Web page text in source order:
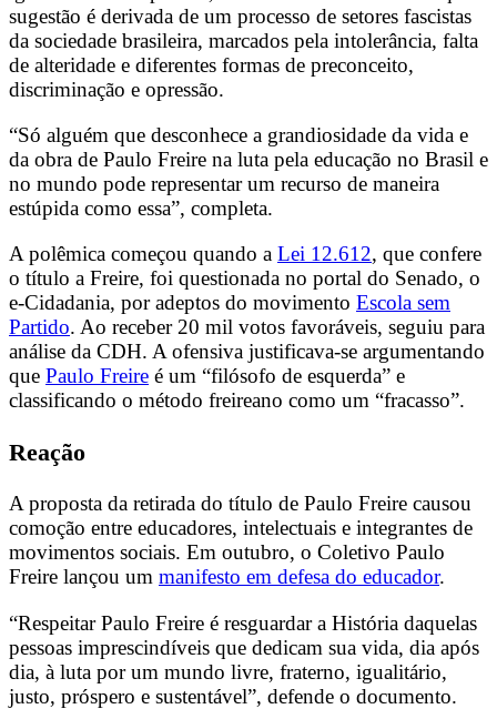
sugestão é derivada de um processo de setores fascistas
da sociedade brasileira, marcados pela intolerância, falta
de alteridade e diferentes formas de preconceito,
discriminação e opressão.
“Só alguém que desconhece a grandiosidade da vida e
da obra de Paulo Freire na luta pela educação no Brasil e
no mundo pode representar um recurso de maneira
estúpida como essa”, completa.
A polêmica começou quando a Lei 12.612, que confere
o título a Freire, foi questionada no portal do Senado, o
e-Cidadania, por adeptos do movimento Escola sem
Partido. Ao receber 20 mil votos favoráveis, seguiu para
análise da CDH. A ofensiva justificava-se argumentando
que Paulo Freire é um “filósofo de esquerda” e
classificando o método freireano como um “fracasso”.
Reação
A proposta da retirada do título de Paulo Freire causou
comoção entre educadores, intelectuais e integrantes de
movimentos sociais. Em outubro, o Coletivo Paulo
Freire lançou um manifesto em defesa do educador.
“Respeitar Paulo Freire é resguardar a História daquelas
pessoas imprescindíveis que dedicam sua vida, dia após
dia, à luta por um mundo livre, fraterno, igualitário,
justo, próspero e sustentável”, defende o documento.